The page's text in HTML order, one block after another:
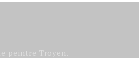
peintre Troyen.